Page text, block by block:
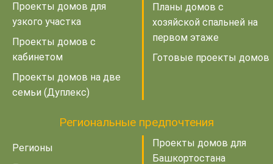
Проекты домов для
узкого участка
Проекты домов с
кабинетом
Проекты домов на две
семьи (Дуплекс)
Планы домов с
хозяйской спальней на
первом этаже
Готовые проекты домов
Региональные предпочтения
Регионы
Проекты домов для
Башкортостана